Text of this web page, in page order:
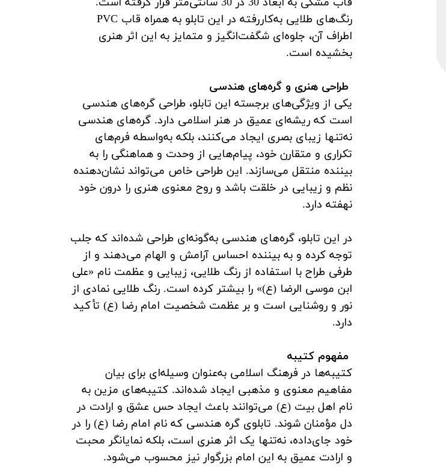
رنگ‌های طلایی به‌کاررفته در این تابلو به همراه قاب PVC
اطراف آن، جلوه‌ای شگفت‌انگیز و متمایز به این اثر هنری
بخشیده است.
طراحی هنری و گره‌های هندسی
یکی از ویژگی‌های برجسته این تابلو، طراحی گره‌های هندسی
است که ریشه‌ای عمیق در هنر اسلامی دارد. گره‌های هندسی
نه‌تنها زیبای بصری ایجاد می‌کنند، بلکه به‌واسطه فرم‌های
تکراری و متقارن خود، پیام‌هایی از وحدت و هماهنگی را به
بیننده منتقل می‌سازند. این طراحی خاص می‌تواند نشان‌دهنده
نظم و زیبایی در خلقت باشد و روح معنوی هنری را درون خود
نهفته دارد.
در این تابلو، گره‌های هندسی به‌گونه‌ای طراحی شده‌اند که جلب
توجه کرده و به بیننده احساس آرامش و الهام می‌دهند و از
طرفی طراح با استفاده از رنگ طلایی، زیبایی و عظمت نام «علی
ابن موسی الرضا (ع)» را بیشتر کرده است. رنگ طلایی نمادی از
نور و روشنایی است و بر عظمت شخصیت امام رضا (ع) تأکید
دارد.
مفهوم کتیبه
کتیبه‌ها در فرهنگ اسلامی به‌عنوان وسیله‌ای برای بیان
مفاهیم معنوی و مذهبی ایجاد شده‌اند. کتیبه‌های مزین به
نام اهل بیت (ع) می‌توانند باعث ایجاد حس عشق و ارادت در
دل مؤمنان شوند. تابلوی گره هندسی که نام امام رضا (ع) را در
خود جای‌داده، نه‌تنها یک اثر هنری است، بلکه نمایانگر محبت
و ارادت عمیق به این امام بزرگوار نیز محسوب می‌شود.